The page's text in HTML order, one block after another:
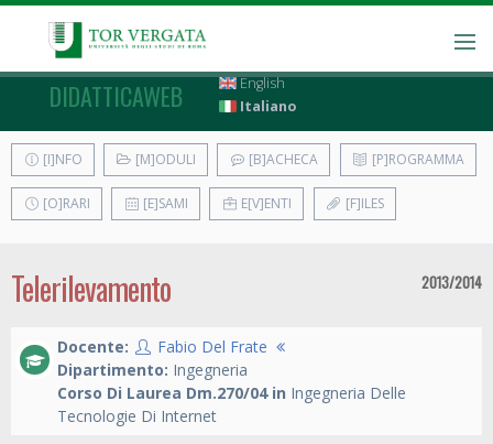
DIDATTICAWEB
English
Italiano
[I]NFO [M]ODULI [B]ACHECA [P]ROGRAMMA
[O]RARI [E]SAMI E[V]ENTI [F]ILES
Telerilevamento 2013/2014
Docente:
Fabio Del Frate
Dipartimento: Ingegneria
Corso Di Laurea Dm.270/04 in Ingegneria Delle
Tecnologie Di Internet